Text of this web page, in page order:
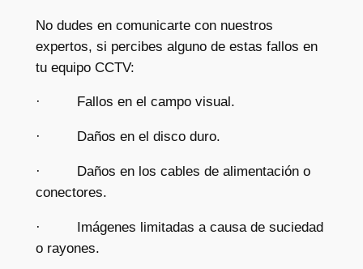
No dudes en comunicarte con nuestros
expertos, si percibes alguno de estas fallos en
tu equipo CCTV:
· Fallos en el campo visual.
· Daños en el disco duro.
· Daños en los cables de alimentación o
conectores.
· Imágenes limitadas a causa de suciedad
o rayones.